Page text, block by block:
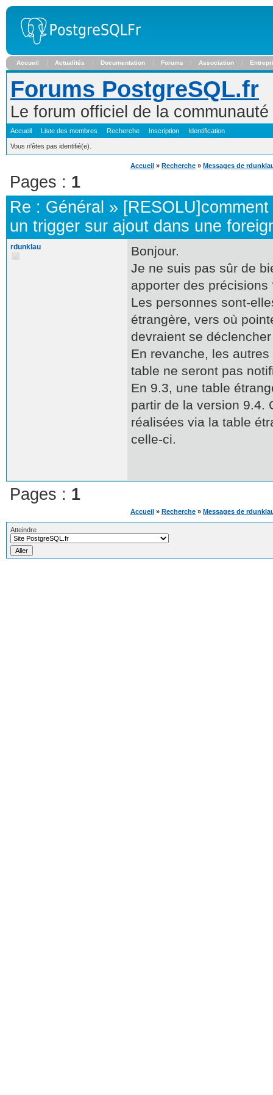
Accueil Actualités Documentation Forums Association
Forums PostgreSQL.fr
Le forum officiel de la
Accueil Liste des membres Recherche Inscription Identification
Vous n'êtes pas identifié(e).
Accueil » Recherche » Messages de
Pages : 1
Re : Général »
un trigger sur ajout dans une
rdunklau
Bonjour.
Je ne suis pas sûr de
apporter des précisions
Les personnes sont-
étrangère, vers où
devraient se
En revanche, les
table ne seront pas
En 9.3, une table
partir de la version 9.4.
réalisées via la table
celle-ci.
Pages : 1
Accueil » Recherche » Messages de
Atteindre